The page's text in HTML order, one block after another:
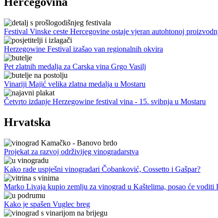
Festival Vinske ceste Hercegovine ostaje vjeran autohtonoj
Herzegowine Festival izašao van regionalnih okvira
Pet zlatnih medalja za Carska vina Grgo Vasilj
Vinariji Majić velika zlatna medalja u Mostaru
Četvrto izdanje Herzegowine festival vina - 15. svibnja u Mostaru
Hrvatska
Projekat za razvoj održivijeg vinogradarstva
Kako rade uspješni vinogradari Čobanković, Cossetto i Gašpar?
Marko Livaja kupio zemlju za vinograd u Kaštelima, posao će voditi
Kako je spašen Vuglec breg